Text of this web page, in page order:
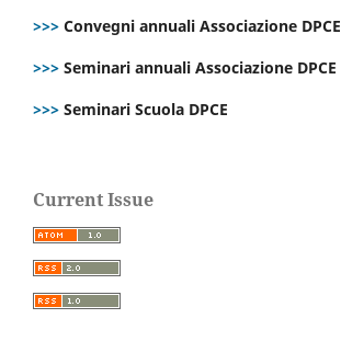
>>> Convegni annuali Associazione DPCE
>>> Seminari annuali Associazione DPCE
>>> Seminari Scuola DPCE
Current Issue